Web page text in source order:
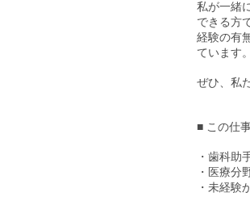
私が一緒
できる方
経験の有
ています。
ぜひ、私
■ この仕
・歯科助
・医療分
・未経験